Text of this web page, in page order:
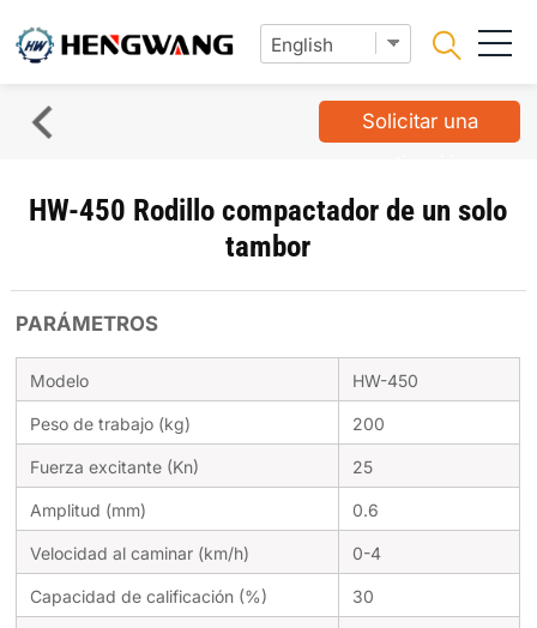
Solicitar una
HW-450 Rodillo compactador de un solo
tambor
PARÁMETROS
Modelo HW-450
Peso de trabajo (kg) 200
Fuerza excitante (Kn) 25
Amplitud (mm) 0.6
Velocidad al caminar (km/h) 0-4
Capacidad de calificación (%) 30